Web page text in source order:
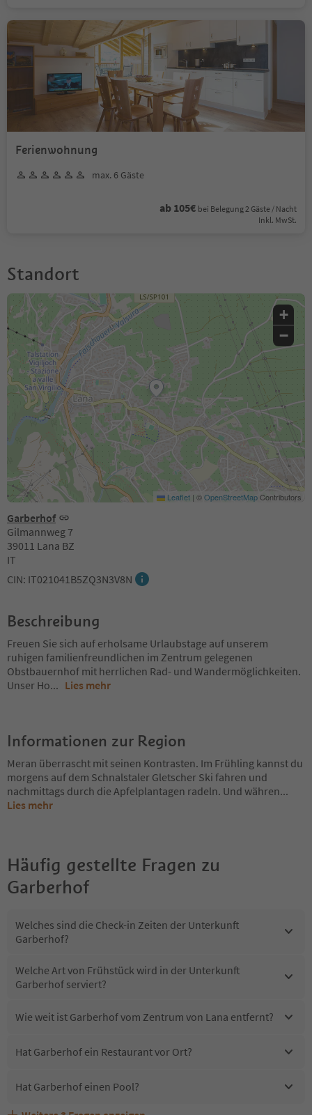
Ferienwohnung
max. 6 Gäste
ab 105€ bei Belegung 2 Gäste / Nacht
Inkl. MwSt.
Standort
Garberhof
Gilmannweg 7
39011 Lana BZ
IT
CIN: IT021041B5ZQ3N3V8N
+
−
Leaflet | ©OpenStreetMapContributors
Beschreibung
Freuen Sie sich auf erholsame Urlaubstage auf unserem
ruhigen familienfreundlichen im Zentrum gelegenen
Obstbauernhof mit herrlichen Rad- und Wandermöglichkeiten.
Unser Ho... Lies mehr
Informationen zur Region
Meran überrascht mit seinen Kontrasten. Im Frühling kannst du
morgens auf dem Schnalstaler Gletscher Ski fahren und
nachmittags durch die Apfelplantagen radeln. Und währen...
Lies mehr
Häufig gestellte Fragen zu
Garberhof
Welches sind die Check-in Zeiten der Unterkunft
Garberhof?
Welche Art von Frühstück wird in der Unterkunft
Garberhof serviert?
Wie weit ist Garberhof vom Zentrum von Lana entfernt?
Hat Garberhof ein Restaurant vor Ort?
Hat Garberhof einen Pool?